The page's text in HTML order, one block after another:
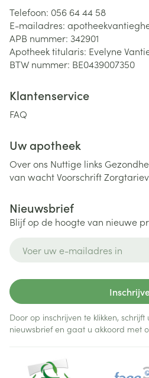
Telefoon: 056 64 44 58
E-mailadres:
APB nummer: 342901
Apotheek titularis: Evelyne
BTW nummer: BE0439007350
Klantenservice
FAQ
Uw apotheek
Over ons Nuttige links
van wachtVoorschrift
Nieuwsbrief
Blijf op de hoogte van nieuwe
Door op inschrijven te klikken,
nieuwsbrief en gaat u akkoord met